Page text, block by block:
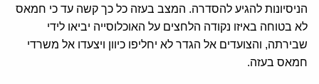
הניסיונות להגיע להסדרה. המצב בעזה כל כך קשה עד כי חמאס
לא בטוחה באיזו נקודה הלחצים על האוכלוסייה יביאו לידי
שבירתה, והצועדים אל הגדר לא יחליפו כיוון ויצעדו אל משרדי
חמאס בעזה.